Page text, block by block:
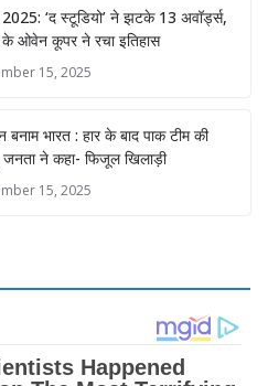
‘द स्टूडियो’ ने झटके 13 अवॉर्ड्स,
ओवेन कूपर ने रचा इतिहास
15, 2025
बनाम भारत : हार के बाद पाक टीम की
ने कहा- फिजूल खिलाड़ी
15, 2025